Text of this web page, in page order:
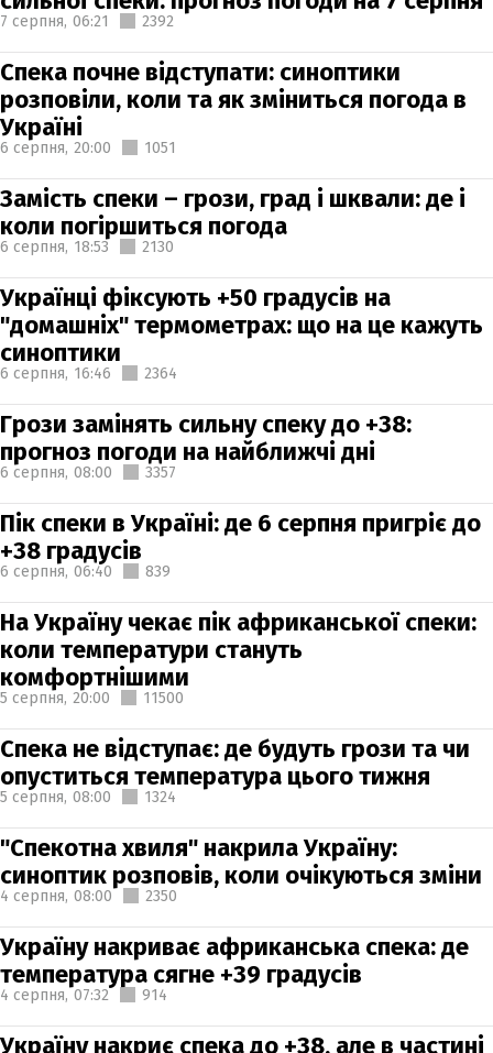
7 серпня, 06:21 2392
Спека почне відступати: синоптики
розповіли, коли та як зміниться погода в
Україні
6 серпня, 20:00 1051
Замість спеки – грози, град і шквали: де і
коли погіршиться погода
6 серпня, 18:53 2130
Українці фіксують +50 градусів на
"домашніх" термометрах: що на це кажуть
синоптики
6 серпня, 16:46 2364
Грози замінять сильну спеку до +38:
прогноз погоди на найближчі дні
6 серпня, 08:00 3357
Пік спеки в Україні: де 6 серпня пригріє до
+38 градусів
6 серпня, 06:40 839
На Україну чекає пік африканської спеки:
коли температури стануть
комфортнішими
5 серпня, 20:00 11500
Спека не відступає: де будуть грози та чи
опуститься температура цього тижня
5 серпня, 08:00 1324
"Спекотна хвиля" накрила Україну:
синоптик розповів, коли очікуються зміни
4 серпня, 08:00 2350
Україну накриває африканська спека: де
температура сягне +39 градусів
4 серпня, 07:32 914
Україну накриє спека до +38, але в частині